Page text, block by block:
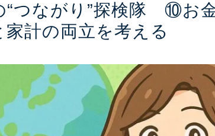
“つながり”探検隊 ⑩お
家計の両立を考える